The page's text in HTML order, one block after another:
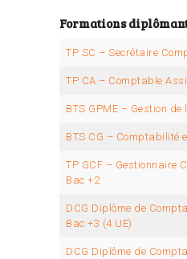
Formations
TP SC – Secrétaire
TP CA – Comptable
BTS GPME – Gestion
BTS CG – Comptabilité
TP GCF – Gestionnaire
Bac +2
DCG Diplôme de
Bac +3 (4 UE)
DCG Diplôme de